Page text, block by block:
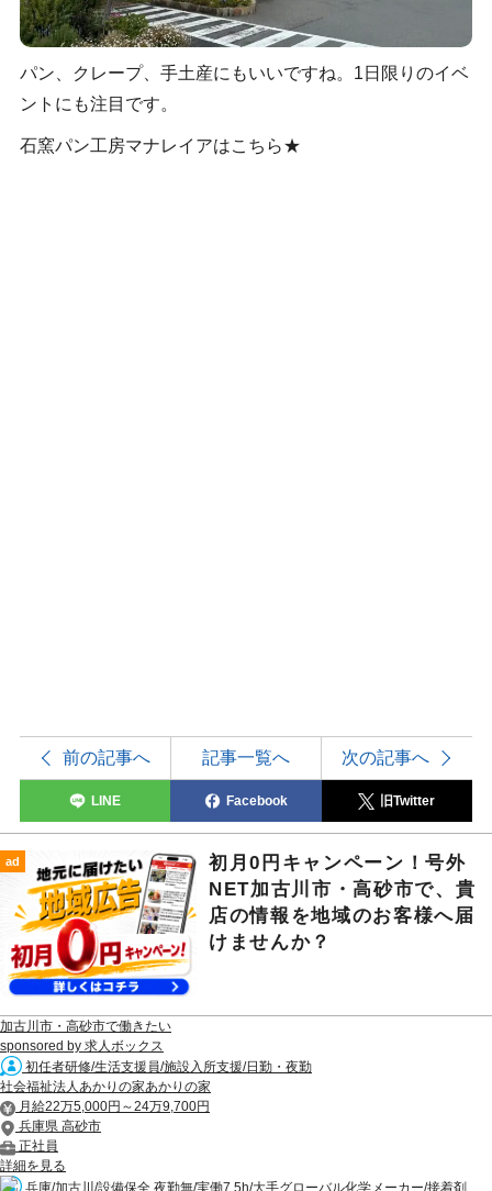
パン、クレープ、手土産にもいいですね。1日限りのイベ
ントにも注目です。
石窯パン工房マナレイアはこちら★
前の記事へ 記事一覧へ 次の記事へ
LINE Facebook 旧Twitter
ad
初月0円キャンペーン！号外
NET加古川市・高砂市で、貴
店の情報を地域のお客様へ届
けませんか？
加古川市・高砂市で働きたい
sponsored by 求人ボックス
初任者研修/生活支援員/施設入所支援/日勤・夜勤
社会福祉法人あかりの家あかりの家
月給22万5,000円～24万9,700円
兵庫県 高砂市
正社員
詳細を見る
兵庫/加古川/設備保全 夜勤無/実働7.5h/大手グローバル化学メーカー/接着剤...